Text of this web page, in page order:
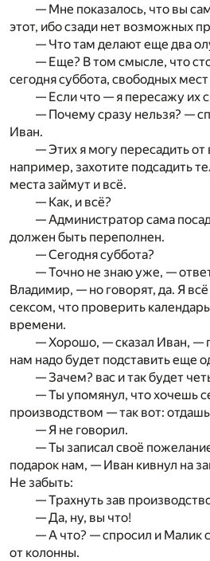
— Мне показалось, что вы
этот, ибо сзади нет возможных
— Что там делают еще два
— Еще? В том смысле, что
сегодня суббота, свободных мест
— Если что — я пересажу их
— Почему сразу нельзя? —
Иван.
— Этих я могу пересадить от
например, захотите подсадить
места займут и всё.
— Как, и всё?
— Администратор сама
должен быть переполнен.
— Сегодня суббота?
— Точно не знаю уже, —
Владимир, — но говорят, да. Я
сексом, что проверить
времени.
— Хорошо, — сказал Иван, —
нам надо будет подставить еще
— Зачем? вас и так будет
— Ты упомянул, что хочешь
производством — так вот:
— Я не говорил.
— Ты записал своё
подарок нам, — Иван кивнул на
Не забыть:
— Трахнуть зав
— Да, ну, вы что!
— А что? — спросил и Малик
от колонны.